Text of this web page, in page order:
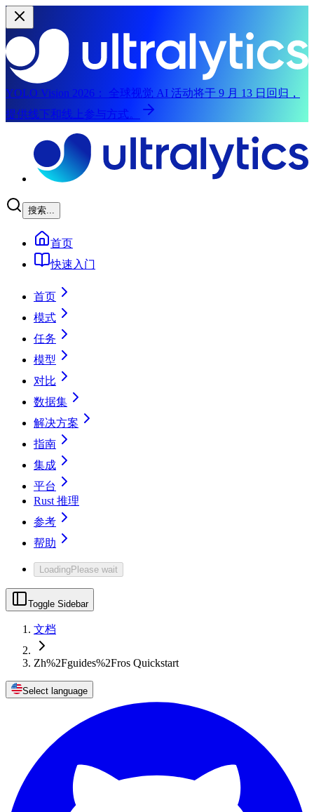
YOLO Vision 2026：
全球视觉 AI 活动将于 9 月 13 日回归，
提供线下和线上参与方式。
搜索...
首页
快速入门
首页
模式
任务
模型
对比
数据集
解决方案
指南
集成
平台
Rust 推理
参考
帮助
LoadingPlease wait
Toggle Sidebar
文档
Zh%2Fguides%2Fros Quickstart
Select language